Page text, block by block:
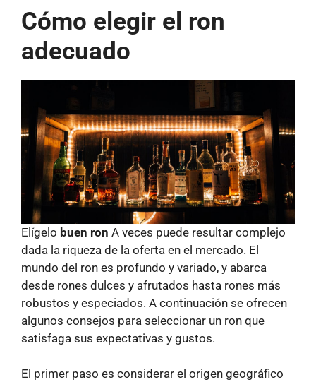
Cómo elegir el ron
adecuado
Elígelo buen ron A veces puede resultar complejo
dada la riqueza de la oferta en el mercado. El
mundo del ron es profundo y variado, y abarca
desde rones dulces y afrutados hasta rones más
robustos y especiados. A continuación se ofrecen
algunos consejos para seleccionar un ron que
satisfaga sus expectativas y gustos.
El primer paso es considerar el origen geográfico